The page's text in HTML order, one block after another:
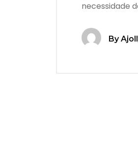
necessidade
By